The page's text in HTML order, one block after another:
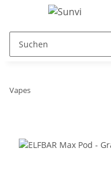
Vapes